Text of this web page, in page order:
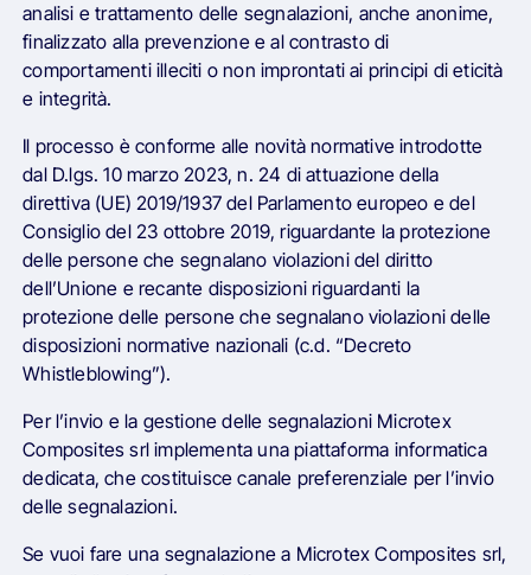
analisi e trattamento delle segnalazioni, anche anonime,
finalizzato alla prevenzione e al contrasto di
comportamenti illeciti o non improntati ai principi di eticità
e integrità.
Il processo è conforme alle novità normative introdotte
dal D.lgs. 10 marzo 2023, n. 24 di attuazione della
direttiva (UE) 2019/1937 del Parlamento europeo e del
Consiglio del 23 ottobre 2019, riguardante la protezione
delle persone che segnalano violazioni del diritto
dell’Unione e recante disposizioni riguardanti la
protezione delle persone che segnalano violazioni delle
disposizioni normative nazionali (c.d. “Decreto
Whistleblowing”).
Per l’invio e la gestione delle segnalazioni Microtex
Composites srl implementa una piattaforma informatica
dedicata, che costituisce canale preferenziale per l’invio
delle segnalazioni.
Se vuoi fare una segnalazione a Microtex Composites srl,